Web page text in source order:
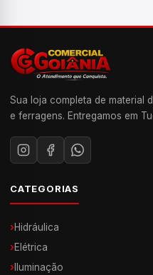
Sua loja completa de material
e ferragens. Entregamos em
CATEGORIAS
›Hidráulica
›Elétrica
› Iluminação